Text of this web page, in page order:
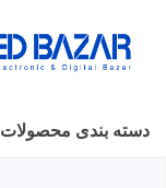
دسته بندی محصولات